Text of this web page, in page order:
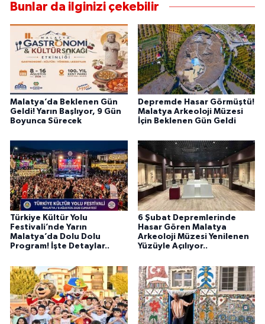
Bunlar da ilginizi çekebilir
Malatya’da Beklenen Gün
Geldi! Yarın Başlıyor, 9 Gün
Boyunca Sürecek
Depremde Hasar Görmüştü!
Malatya Arkeoloji Müzesi
İçin Beklenen Gün Geldi
Türkiye Kültür Yolu
Festivali’nde Yarın
Malatya’da Dolu Dolu
Program! İşte Detaylar..
6 Şubat Depremlerinde
Hasar Gören Malatya
Arkeoloji Müzesi Yenilenen
Yüzüyle Açılıyor..